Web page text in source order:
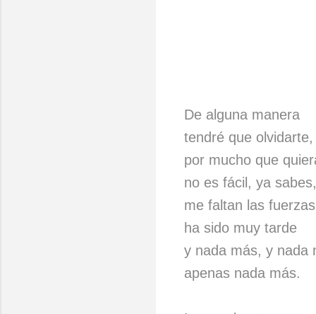
De alguna manera
tendré que olvidarte,
por mucho que
no es fácil, ya sabes,
me faltan las
ha sido muy tarde
y nada más, y nada
apenas nada más.